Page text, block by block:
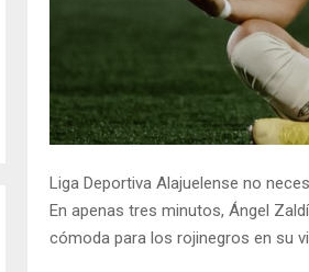
Liga Deportiva Alajuelense no
En apenas tres minutos, Ángel
cómoda para los rojinegros en su